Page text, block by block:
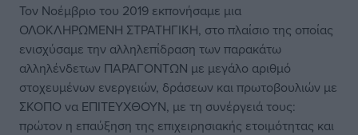
Τον Νοέμβριο του 2019 εκπονήσαμε μια
ΟΛΟΚΛΗΡΩΜΕΝΗ ΣΤΡΑΤΗΓΙΚΗ, στο πλαίσιο της οποίας
ενισχύσαμε την αλληλεπίδραση των παρακάτω
αλληλένδετων ΠΑΡΑΓΟΝΤΩΝ με μεγάλο αριθμό
στοχευμένων ενεργειών, δράσεων και πρωτοβουλιών με
ΣΚΟΠΟ να ΕΠΙΤΕΥΧΘΟΥΝ, με τη συνέργειά τους:
πρώτον η επαύξηση της επιχειρησιακής ετοιμότητας και